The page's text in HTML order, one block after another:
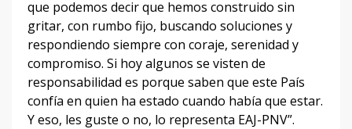
que podemos decir que hemos construido sin
gritar, con rumbo fijo, buscando soluciones y
respondiendo siempre con coraje, serenidad y
compromiso. Si hoy algunos se visten de
responsabilidad es porque saben que este País
confía en quien ha estado cuando había que estar.
Y eso, les guste o no, lo representa EAJ-PNV”.